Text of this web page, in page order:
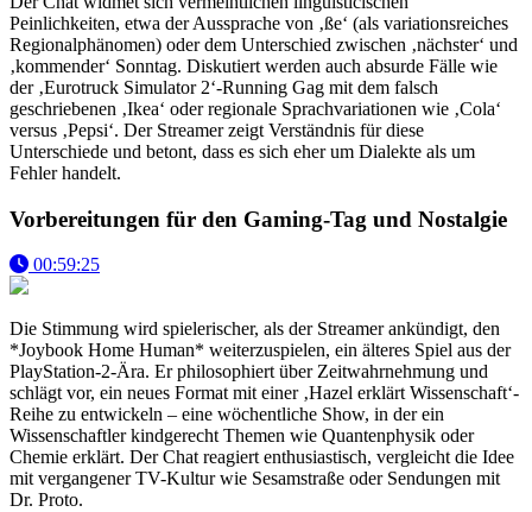
Peinlichkeiten, etwa der Aussprache von ‚ße‘ (als variationsreiches
Regionalphänomen) oder dem Unterschied zwischen ‚nächster‘ und
‚kommender‘ Sonntag. Diskutiert werden auch absurde Fälle wie
der ‚Eurotruck Simulator 2‘-Running Gag mit dem falsch
geschriebenen ‚Ikea‘ oder regionale Sprachvariationen wie ‚Cola‘
versus ‚Pepsi‘. Der Streamer zeigt Verständnis für diese
Unterschiede und betont, dass es sich eher um Dialekte als um
Fehler handelt.
Vorbereitungen für den Gaming-Tag und Nostalgie
00:59:25
Die Stimmung wird spielerischer, als der Streamer ankündigt, den
*Joybook Home Human* weiterzuspielen, ein älteres Spiel aus der
PlayStation-2-Ära. Er philosophiert über Zeitwahrnehmung und
schlägt vor, ein neues Format mit einer ‚Hazel erklärt Wissenschaft‘-
Reihe zu entwickeln – eine wöchentliche Show, in der ein
Wissenschaftler kindgerecht Themen wie Quantenphysik oder
Chemie erklärt. Der Chat reagiert enthusiastisch, vergleicht die Idee
mit vergangener TV-Kultur wie Sesamstraße oder Sendungen mit
Dr. Proto.